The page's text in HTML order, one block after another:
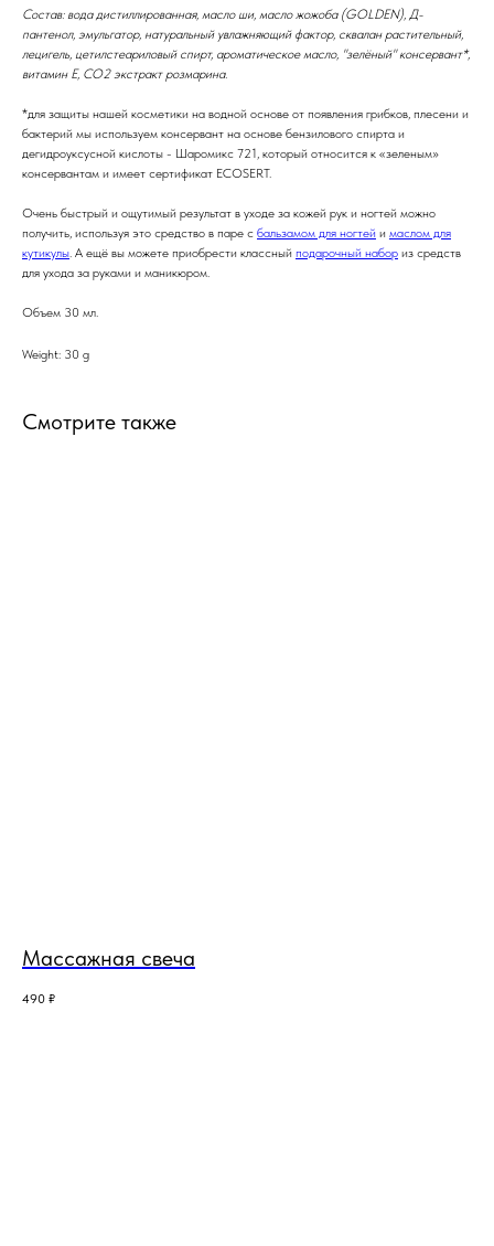
Состав: вода дистиллированная, масло ши, масло жожоба (GOLDEN), Д-
пантенол, эмульгатор, натуральный увлажняющий фактор, сквалан растительный,
лецигель, цетилстеариловый спирт, ароматическое масло, "зелёный" консервант*,
витамин Е, CO2 экстракт розмарина.
*для защиты нашей косметики на водной основе от появления грибков, плесени и
бактерий мы используем консервант на основе бензилового спирта и
дегидроуксусной кислоты - Шаромикс 721, который относится к «зеленым»
консервантам и имеет сертификат ECOSERT.
Очень быстрый и ощутимый результат в уходе за кожей рук и ногтей можно
получить, используя это средство в паре с бальзамом для ногтей и маслом для
кутикулы. А ещё вы можете приобрести классный подарочный набор из средств
для ухода за руками и маникюром.
Объем 30 мл.
Weight: 30 g
Смотрите также
Массажная свеча
490 ₽